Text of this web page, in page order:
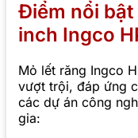
Điểm nổi
inch Ingco
Mỏ lết răng Ingco
vượt trội, đáp ứng
các dự án công
gia: